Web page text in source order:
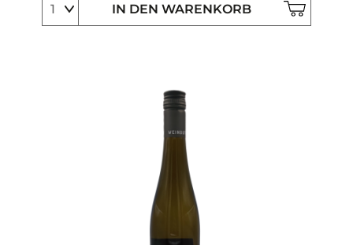
IN DEN WARENKORB